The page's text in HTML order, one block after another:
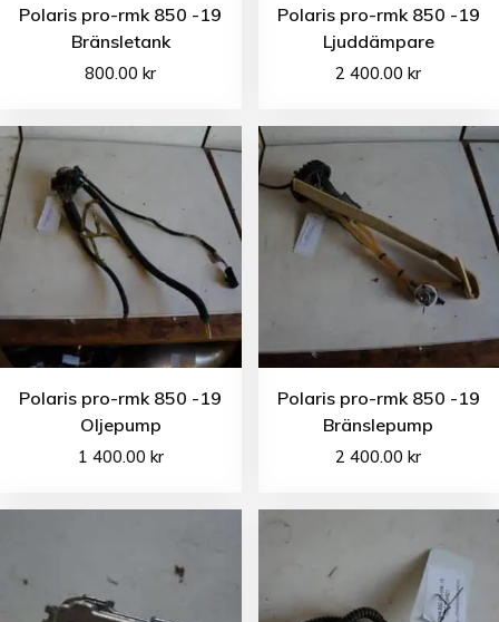
Polaris pro-rmk 850 -19
Bränsletank
800.00kr
Polaris pro-rmk 850 -19
Ljuddämpare
2 400.00kr
Polaris pro-rmk 850 -19
Oljepump
1 400.00 kr
Polaris pro-rmk 850 -19
Bränslepump
2 400.00kr